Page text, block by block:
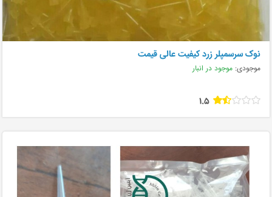
نوک سرسمپلر زرد کیفیت عالی قیمت
موجودی: موجود در انبار
1.5